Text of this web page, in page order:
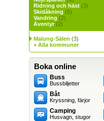
Ridning och häst (3)
Skidåkning (5)
Vandring (2)
Äventyr(2)
Malung-Sälen (3)
+ Alla kommuner
Boka online
Buss
Bussbiljetter
Båt
Kryssning, färjor
Camping
Husvagn, stugor